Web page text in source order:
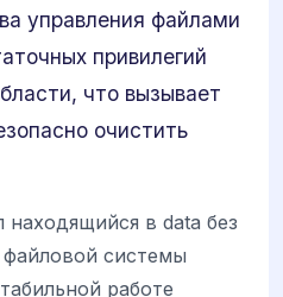
управления файлами
привилегий
что вызывает
очистить
в data без
системы
работе